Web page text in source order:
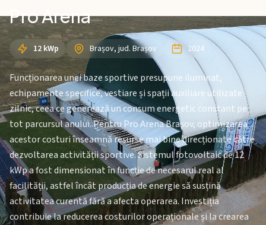
Pro Arena
12 kWp Brașov, jud. Brașov 2024
Funcționarea unei baze sportive presupune iluminat,
echipamente specifice, vestiare și spații auxiliare utilizate
zilnic, ceea ce generează un consum energetic constant pe
tot parcursul anului. Pentru Pro Arena Brașov, optimizarea
acestor costuri înseamnă resurse mai bine direcționate către
dezvoltarea activității sportive. Sistemul fotovoltaic de 12
kWp a fost dimensionat în funcție de necesarul real al
facilității, astfel încât producția de energie să susțină
activitatea curentă fără a afecta operarea. Investiția
contribuie la reducerea costurilor operaționale și la crearea